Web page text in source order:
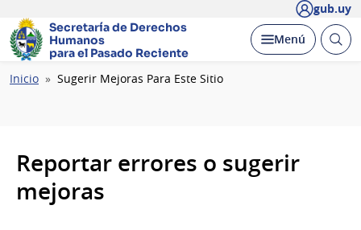
gub.uy
Secretaría de Derechos
Humanos
para el Pasado Reciente
Desplegar
Menú Abrir
Ruta
Inicio Sugerir Mejoras Para Este Sitio
Reportar errores o sugerir
mejoras